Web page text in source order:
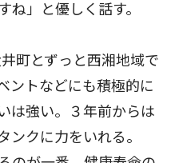
ね」と優しく話す。
町とずっと西湘地域で
ントなどにも積極的に
は強い。３年前からは
ンクに力をいれる。